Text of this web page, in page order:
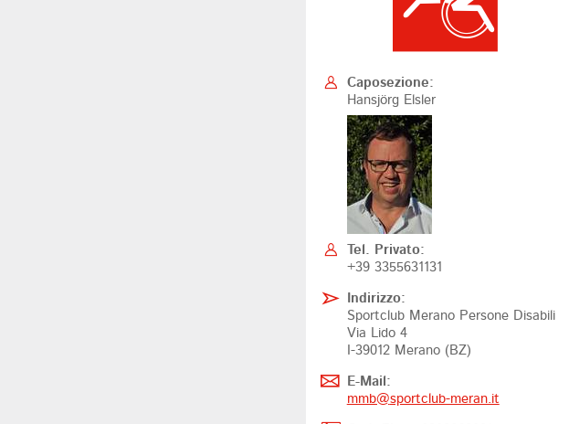
Caposezione:
Hansjörg Elsler
Tel. Privato:
+39 3355631131
Indirizzo:
Sportclub Merano Persone Disabili
Via Lido 4
I-39012 Merano (BZ)
E-Mail:
mmb@sportclub-meran.it